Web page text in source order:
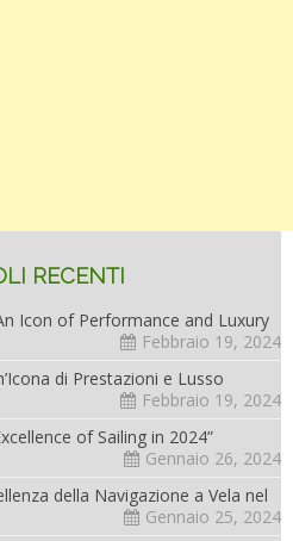
RECENTI
Icon of Performance and Luxury
Febbraio 19, 2024
di Prestazioni e Lusso
Febbraio 19, 2024
of Sailing in 2024”
Gennaio 26, 2024
della Navigazione a Vela nel
Gennaio 25, 2024